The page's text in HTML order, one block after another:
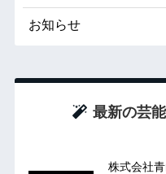
お知らせ
最新の芸
株式会社